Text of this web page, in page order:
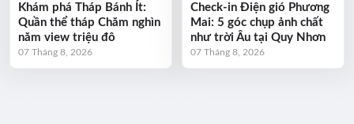
Khám phá Tháp Bánh Ít:
Quần thể tháp Chăm nghìn
năm view triệu đô
07 Tháng 8, 2026
Check-in Điện gió Phương
Mai: 5 góc chụp ảnh chất
như trời Âu tại Quy Nhơn
07 Tháng 8, 2026